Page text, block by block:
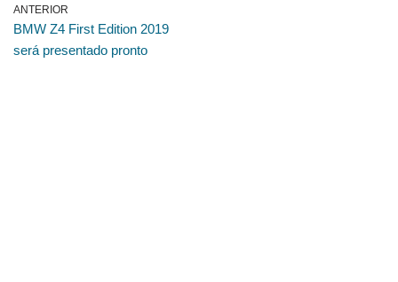
ANTERIOR
BMW Z4 First Edition 2019
será presentado pronto